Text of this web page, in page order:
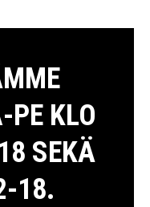
PE KLO
SEKÄ
18.